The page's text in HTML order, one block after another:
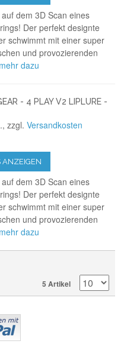
dem 3D Scan eines
Der perfekt designte
schwimmt mit einer super
und provozierenden
mehr dazu
- 4 PLAY V2 LIPLURE -
zzgl.Versandkosten
ANZEIGEN
dem 3D Scan eines
Der perfekt designte
schwimmt mit einer super
und provozierenden
mehr dazu
5 Artikel